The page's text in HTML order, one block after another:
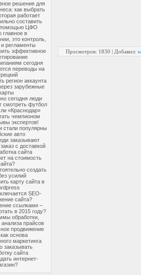
решение для
как выбрать
работает
составить
помощью ЦФО
главное в
это контроль,
и регламенты
эффективное
сегодня
переводы на
регион аккаунта
зарубежные
сегодня люди
смотреть футбол
«Краснодар»
чемпионом
экспертов!
стали популярны
авто
заказывают
с доставкой
сайта
на стоимость
создать
усилий
карту сайта в
SEO-
сайта?
ссылками –
в 2015 году?
обработки,
прайсов
продвижение
основа
маркетинга
заказывать
сайта
интернет-
Просмотров: 1830 | Добавил: